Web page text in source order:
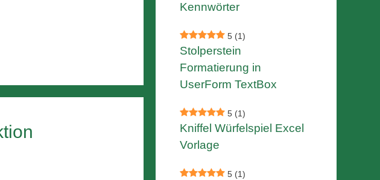
Kennwörter
5 (1)
Stolperstein
Formatierung in
UserForm TextBox
5 (1)
Kniffel Würfelspiel Excel
Vorlage
5 (1)